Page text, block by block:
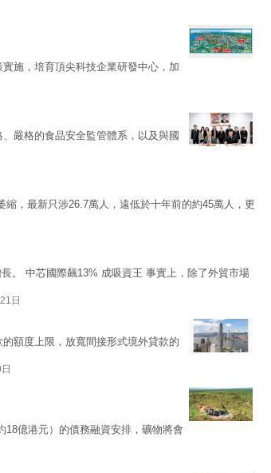
施，培育頂尖科技企業研發中心，加
嚴格的食品安全監管體系，以及與國
縮，最新只涉26.7萬人，遠低於十年前的約45萬人，更
。 中芯國際飆13% 成吸資王 事實上，除了外貿市場
日
額度上限，放寬間接形式境外貸款的
18億港元）的債務融資安排，礦物將會